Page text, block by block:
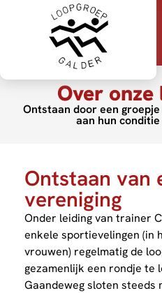
Over
Ontstaan door een
aan hun
Ontstaan van
vereniging
Onder leiding van trainer
enkele sportievelingen (in
vrouwen) regelmatig de
gezamenlijk een rondje te
Gaandeweg sloten steeds